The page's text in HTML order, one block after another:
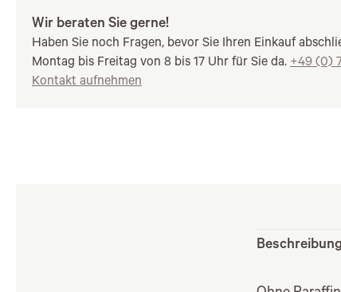
Wir beraten Sie gerne!
Haben Sie noch Fragen, bevor Sie Ihren Einkauf
Montag bis Freitag von 8 bis 17 Uhr für Sie da. +49 (0)
Kontakt aufnehmen
Beschreibung